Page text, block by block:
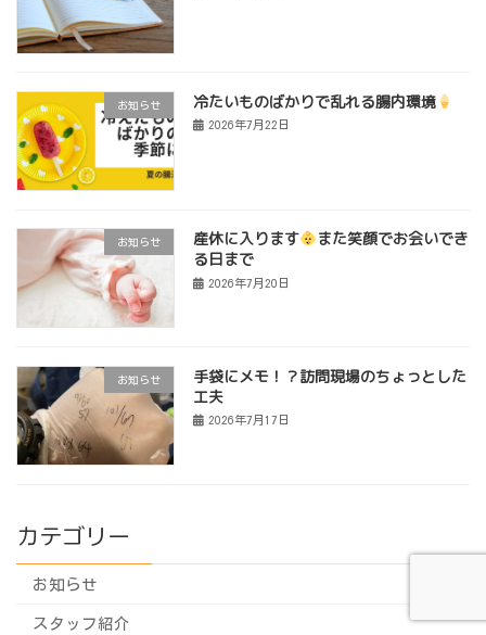
お知らせ 冷たいものばかりで乱れる腸内環境
2026年7月22日
お知らせ 産休に入ります
また笑顔でお会いでき
る日まで
2026年7月20日
お知らせ
手袋にメモ！？訪問現場のちょっとした
工夫
2026年7月17日
カテゴリー
お知らせ
スタッフ紹介